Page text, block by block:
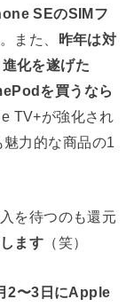
SEのSIMフ
また、 昨年は対
化を遂げた
を買うなら
TV+が強化され
魅力的な商品の1
を待つのも還元
ます （笑）
2〜3日にApple